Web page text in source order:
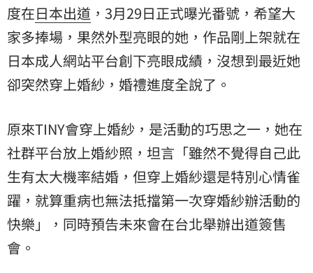
度在日本出道 ，3月29日正式曝光番號，希望大
家多捧場，果然外型亮眼的她，作品剛上架就在
日本成人網站平台創下亮眼成績，沒想到最近她
卻突然穿上婚紗，婚禮進度全說了。
原來TINY會穿上婚紗，是活動的巧思之一，她在
社群平台放上婚紗照，坦言「雖然不覺得自己此
生有太大機率結婚，但穿上婚紗還是特別心情雀
躍，就算重病也無法抵擋第一次穿婚紗辦活動的
快樂」，同時預告未來會在台北舉辦出道簽售
會。